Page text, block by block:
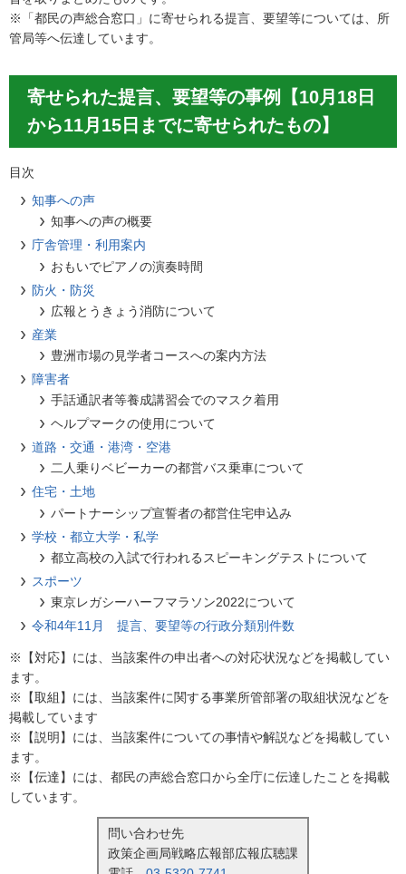
※「都民の声総合窓口」に寄せられる提言、要望等については、所
管局等へ伝達しています。
寄せられた提言、要望等の事例【10月18日
から11月15日までに寄せられたもの】
目次
知事への声
知事への声の概要
庁舎管理・利用案内
おもいでピアノの演奏時間
防火・防災
広報とうきょう消防について
産業
豊洲市場の見学者コースへの案内方法
障害者
手話通訳者等養成講習会でのマスク着用
ヘルプマークの使用について
道路・交通・港湾・空港
二人乗りベビーカーの都営バス乗車について
住宅・土地
パートナーシップ宣誓者の都営住宅申込み
学校・都立大学・私学
都立高校の入試で行われるスピーキングテストについて
スポーツ
東京レガシーハーフマラソン2022について
令和4年11月 提言、要望等の行政分類別件数
※【対応】には、当該案件の申出者への対応状況などを掲載してい
ます。
※【取組】には、当該案件に関する事業所管部署の取組状況などを
掲載しています
※【説明】には、当該案件についての事情や解説などを掲載してい
ます。
※【伝達】には、都民の声総合窓口から全庁に伝達したことを掲載
しています。
問い合わせ先
政策企画局戦略広報部広報広聴課